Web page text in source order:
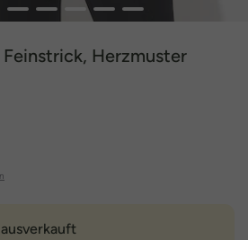
3 4 6 7
Herzmuster